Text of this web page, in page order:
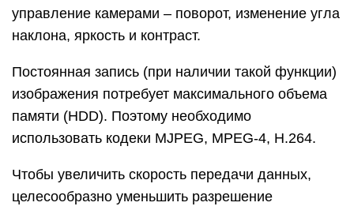
управление камерами – поворот, изменение угла
наклона, яркость и контраст.
Постоянная запись (при наличии такой функции)
изображения потребует максимального объема
памяти (HDD). Поэтому необходимо
использовать кодеки MJPEG, MPEG-4, H.264.
Чтобы увеличить скорость передачи данных,
целесообразно уменьшить разрешение